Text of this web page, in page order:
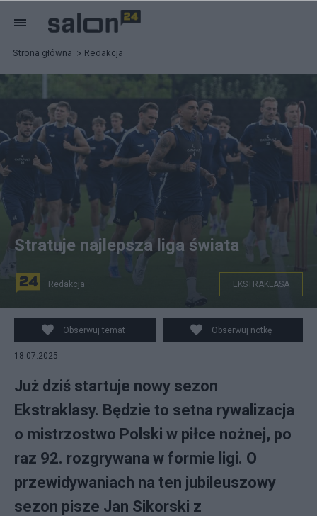
Strona główna Redakcja
Piłkarze Pogoni podczas treningu drużyny, PAP/Marcin
Bielecki
Stratuje najlepsza liga świata
Redakcja EKSTRAKLASA
Obserwuj temat Obserwuj notkę
18.07.2025
Już dziś startuje nowy sezon
Ekstraklasy. Będzie to setna rywalizacja
o mistrzostwo Polski w piłce nożnej, po
raz 92. rozgrywana w formie ligi. O
przewidywaniach na ten jubileuszowy
sezon pisze Jan Sikorski z